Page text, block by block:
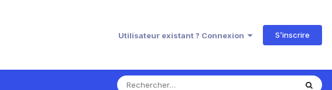
Utilisateur existant ? Connexion S’inscrire